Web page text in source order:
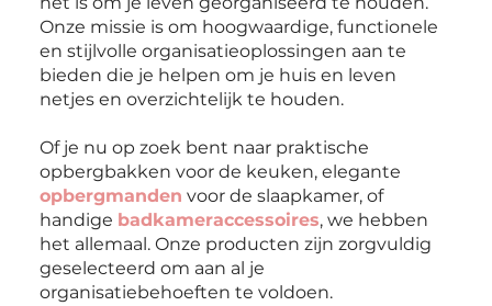
Onze missie is om hoogwaardige, functionele
en stijlvolle organisatieoplossingen aan te
bieden die je helpen om je huis en leven
netjes en overzichtelijk te houden.
Of je nu op zoek bent naar praktische
opbergbakken voor de keuken, elegante
opbergmanden voor de slaapkamer, of
handige badkameraccessoires, we hebben
het allemaal. Onze producten zijn zorgvuldig
geselecteerd om aan al je
organisatiebehoeften te voldoen.